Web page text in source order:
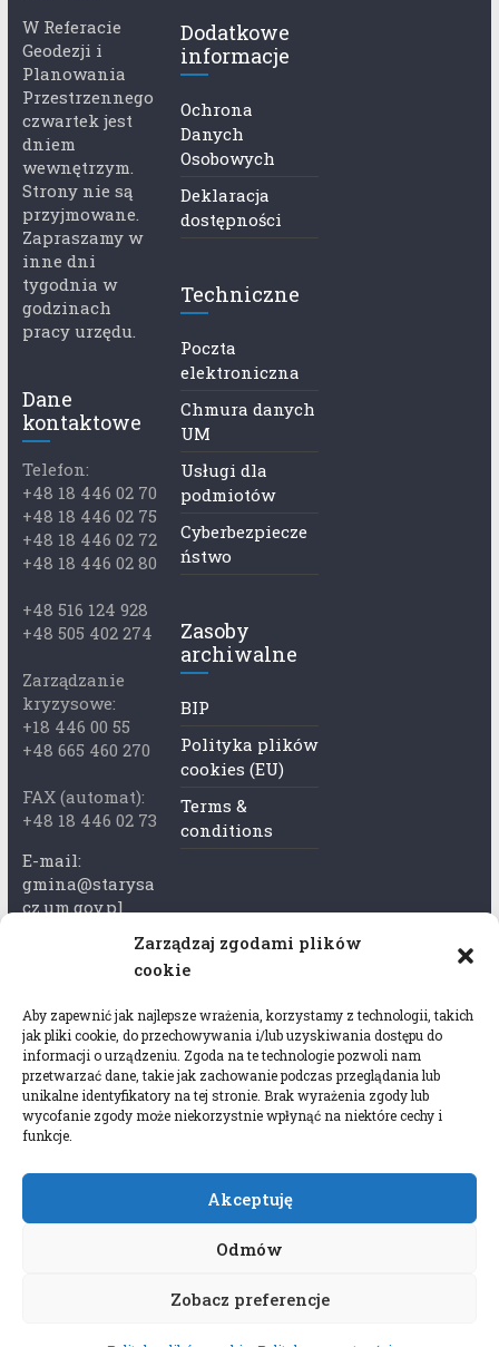
Zarządzaj zgodami plików
cookie
Aby zapewnić jak najlepsze wrażenia, korzystamy z technologii, takich
jak pliki cookie, do przechowywania i/lub uzyskiwania dostępu do
informacji o urządzeniu. Zgoda na te technologie pozwoli nam
przetwarzać dane, takie jak zachowanie podczas przeglądania lub
unikalne identyfikatory na tej stronie. Brak wyrażenia zgody lub
wycofanie zgody może niekorzystnie wpłynąć na niektóre cechy i
funkcje.
Akceptuję
Odmów
Zobacz preferencje
W Referacie
Geodezji i
Planowania
Przestrzennego
czwartek jest
dniem
wewnętrzym.
Strony nie są
przyjmowane.
Zapraszamy w
inne dni
tygodnia w
godzinach
pracy urzędu.
Dane
kontaktowe
Telefon:
+48 18 446 02 70
+48 18 446 02 75
+48 18 446 02 72
+48 18 446 02 80
+48 516 124 928
+48 505 402 274
Zarządzanie
kryzysowe:
+18 446 00 55
+48 665 460 270
FAX (automat):
+48 18 446 02 73
E-mail:
gmina@starysa
cz.um.gov.pl
Adres skrzynki
rytka
Adres do e-
Doręczeń:
AEL-97528-
78647-USWGJ-
Dodatkowe
informacje
Ochrona
Danych
Osobowych
Deklaracja
dostępności
Techniczne
Poczta
elektroniczna
Chmura danych
UM
Usługi dla
podmiotów
Cyberbezpiecze
ństwo
Zasoby
archiwalne
BIP
Polityka plików
cookies (EU)
Terms &
conditions
Copyright © 2026Gmina Stary Sącz